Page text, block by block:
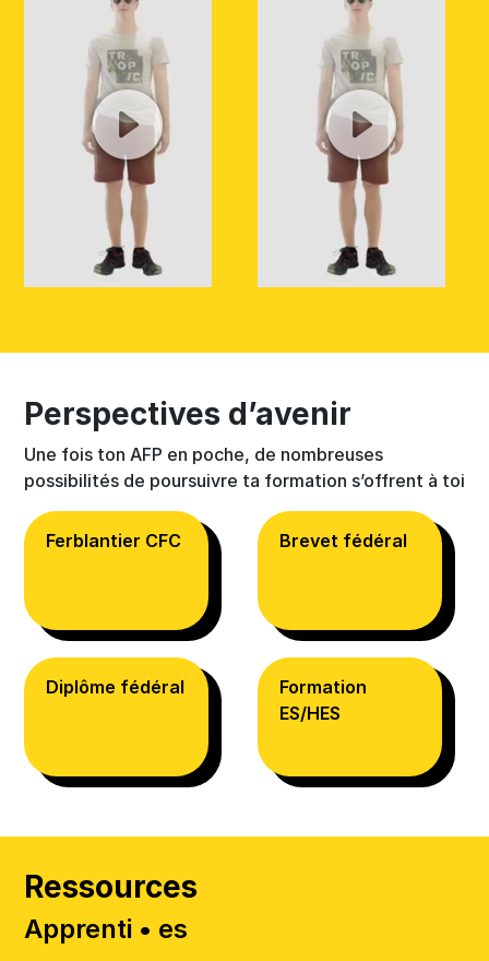
Perspectives d’avenir
Une fois ton AFP en poche, de nombreuses
possibilités de poursuivre ta formation s’offrent à toi
Ferblantier CFC Brevet fédéral
Diplôme fédéral
Formation
ES/HES
Ressources
Apprenti • es